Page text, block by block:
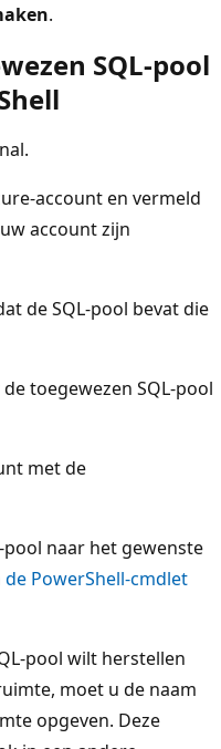
.
SQL-pool
account en vermeld
account zijn
de SQL-pool bevat die
toegewezen SQL-pool
met de
pool naar het gewenste
de PowerShell-cmdlet
pool wilt herstellen
moet u de naam
opgeven. Deze